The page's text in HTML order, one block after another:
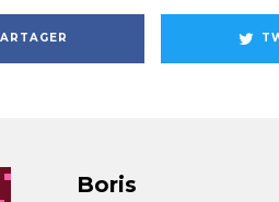
Boris